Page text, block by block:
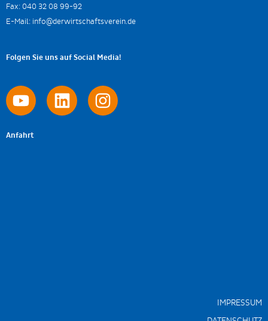
Fax: 040 32 08 99-92
E-Mail: info@derwirtschaftsverein.de
Folgen Sie uns auf Social Media!
Anfahrt
IMPRESSUM